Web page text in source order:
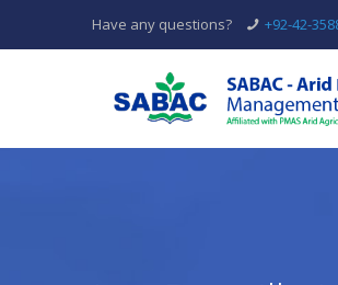
Have any questions? +92-42-